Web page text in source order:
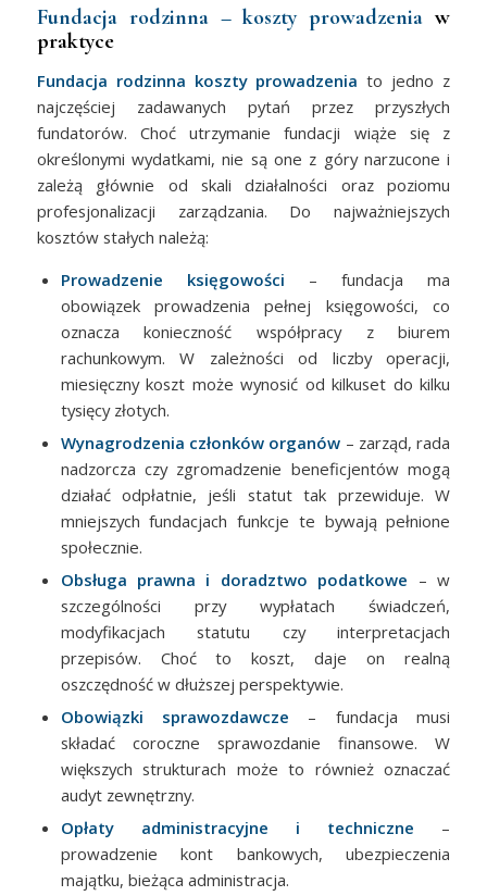
Fundacja rodzinna – koszty prowadzenia w
praktyce
Fundacja rodzinna koszty prowadzenia to jedno z
najczęściej zadawanych pytań przez przyszłych
fundatorów. Choć utrzymanie fundacji wiąże się z
określonymi wydatkami, nie są one z góry narzucone i
zależą głównie od skali działalności oraz poziomu
profesjonalizacji zarządzania. Do najważniejszych
kosztów stałych należą:
Prowadzenie księgowości – fundacja ma
obowiązek prowadzenia pełnej księgowości, co
oznacza konieczność współpracy z biurem
rachunkowym. W zależności od liczby operacji,
miesięczny koszt może wynosić od kilkuset do kilku
tysięcy złotych.
Wynagrodzenia członków organów – zarząd, rada
nadzorcza czy zgromadzenie beneficjentów mogą
działać odpłatnie, jeśli statut tak przewiduje. W
mniejszych fundacjach funkcje te bywają pełnione
społecznie.
Obsługa prawna i doradztwo podatkowe – w
szczególności przy wypłatach świadczeń,
modyfikacjach statutu czy interpretacjach
przepisów. Choć to koszt, daje on realną
oszczędność w dłuższej perspektywie.
Obowiązki sprawozdawcze – fundacja musi
składać coroczne sprawozdanie finansowe. W
większych strukturach może to również oznaczać
audyt zewnętrzny.
Opłaty administracyjne i techniczne –
prowadzenie kont bankowych, ubezpieczenia
majątku, bieżąca administracja.